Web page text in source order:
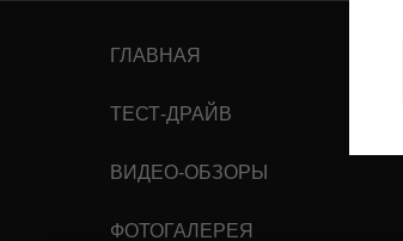
ГЛАВНАЯ
ТЕСТ-ДРАЙВ
ВИДЕО-ОБЗОРЫ
ФОТОГАЛЕРЕЯ